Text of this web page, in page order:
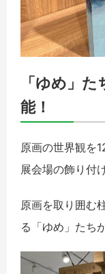
「ゆめ」
能！
原画の世界観を
展会場の飾り付
原画を取り囲む
る「ゆめ」たち